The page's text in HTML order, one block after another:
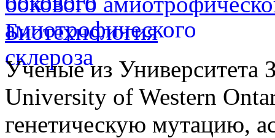
Биотехнология
Ученые из Университета
University of Western
генетическую мутацию,